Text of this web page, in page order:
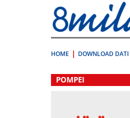
direttamente
a:
Contenuto
HOME DOWNLOAD DATI
.
POMPEI